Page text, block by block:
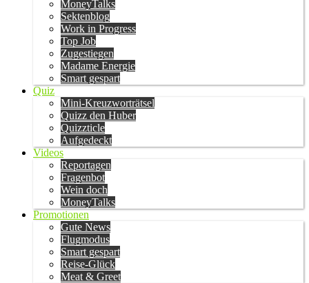
MoneyTalks
Sektenblog
Work in Progress
Top Job
Zugestiegen
Madame Energie
Smart gespart
Quiz
Mini-Kreuzworträtsel
Quizz den Huber
Quizzticle
Aufgedeckt
Videos
Reportagen
Fragenbot
Wein doch
MoneyTalks
Promotionen
Gute News
Flugmodus
Smart gespart
Reise-Glück
Meat & Greet